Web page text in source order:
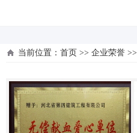
当前位置： 首页 >> 企业荣誉 >>